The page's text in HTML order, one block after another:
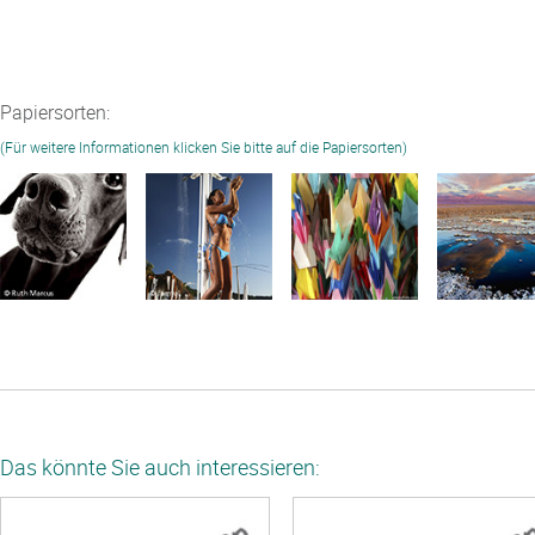
Papiersorten:
(Für weitere Informationen klicken Sie bitte auf die Papiersorten)
Das könnte Sie auch interessieren: